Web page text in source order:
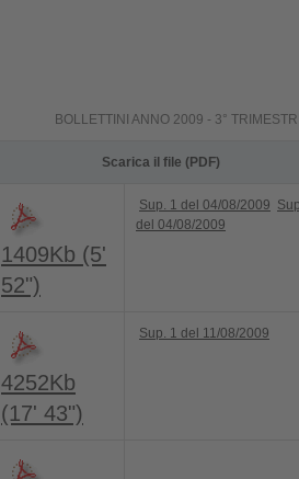
BOLLETTINI ANNO 2009 - 3°
Scarica il file (PDF)
1409Kb (5'
52")
Sup. 1 del 04/08/2009
del 04/08/2009
4252Kb
(17' 43")
Sup. 1 del 11/08/2009